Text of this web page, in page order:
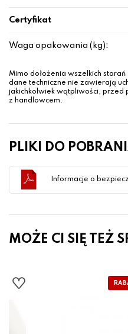
Certyfikat
Waga opakowania (kg):
Mimo dołożenia wszelkich
dane techniczne nie zawierają
jakichkolwiek wątpliwości, przed
z handlowcem.
PLIKI DO
Informacje o
MOŻE CI SIĘ TEŻ